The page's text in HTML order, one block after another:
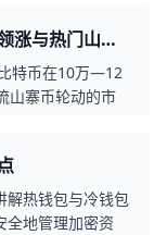
涨与热门山寨
特币在10万—12
山寨币轮动的市
解热钱包与冷钱包
全地管理加密资